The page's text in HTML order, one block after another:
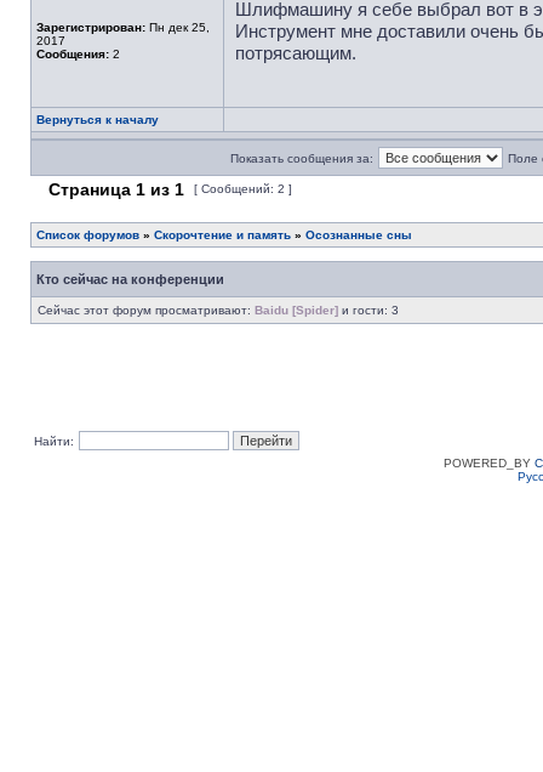
Зарегистрирован: Пн дек 25,
2017
Сообщения: 2
Шлифмашину я себе выбрал вот в
Инструмент мне доставили очень
потрясающим.
Вернуться к началу
Показать сообщения за: Поле
Страница 1 из 1 [ Сообщений: 2 ]
Список форумов » Скорочтение и память » Осознанные сны
Кто сейчас на конференции
Сейчас этот форум просматривают: Baidu [Spider] и гости: 3
Найти:
POWERED_BY